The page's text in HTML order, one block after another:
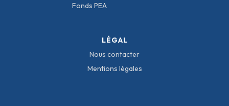
Fonds PEA
LÉGAL
Nous contacter
Mentions légales